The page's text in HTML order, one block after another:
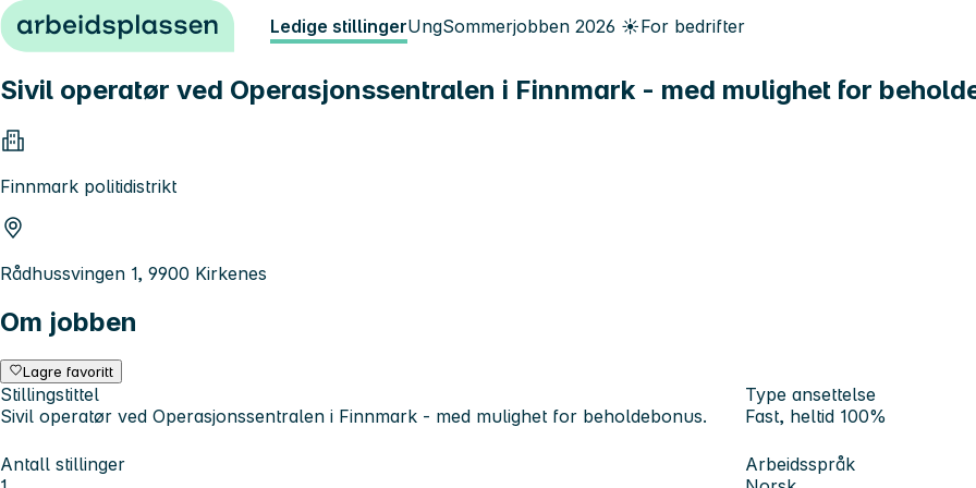
Hopp til innhold Ledige stillingerUngSommerjobben 2026 ☀️For bedrifter
Sivil operatør ved Operasjonssentralen i Finnmark - med mulighet for
Finnmark politidistrikt
Rådhussvingen 1, 9900 Kirkenes
Om jobben
Lagre favoritt
Stillingstittel
Sivil operatør ved Operasjonssentralen i Finnmark - med mulighet for beholdebonus.
Type ansettelse
Fast, heltid 100%
Antall stillinger
Arbeidsspråk